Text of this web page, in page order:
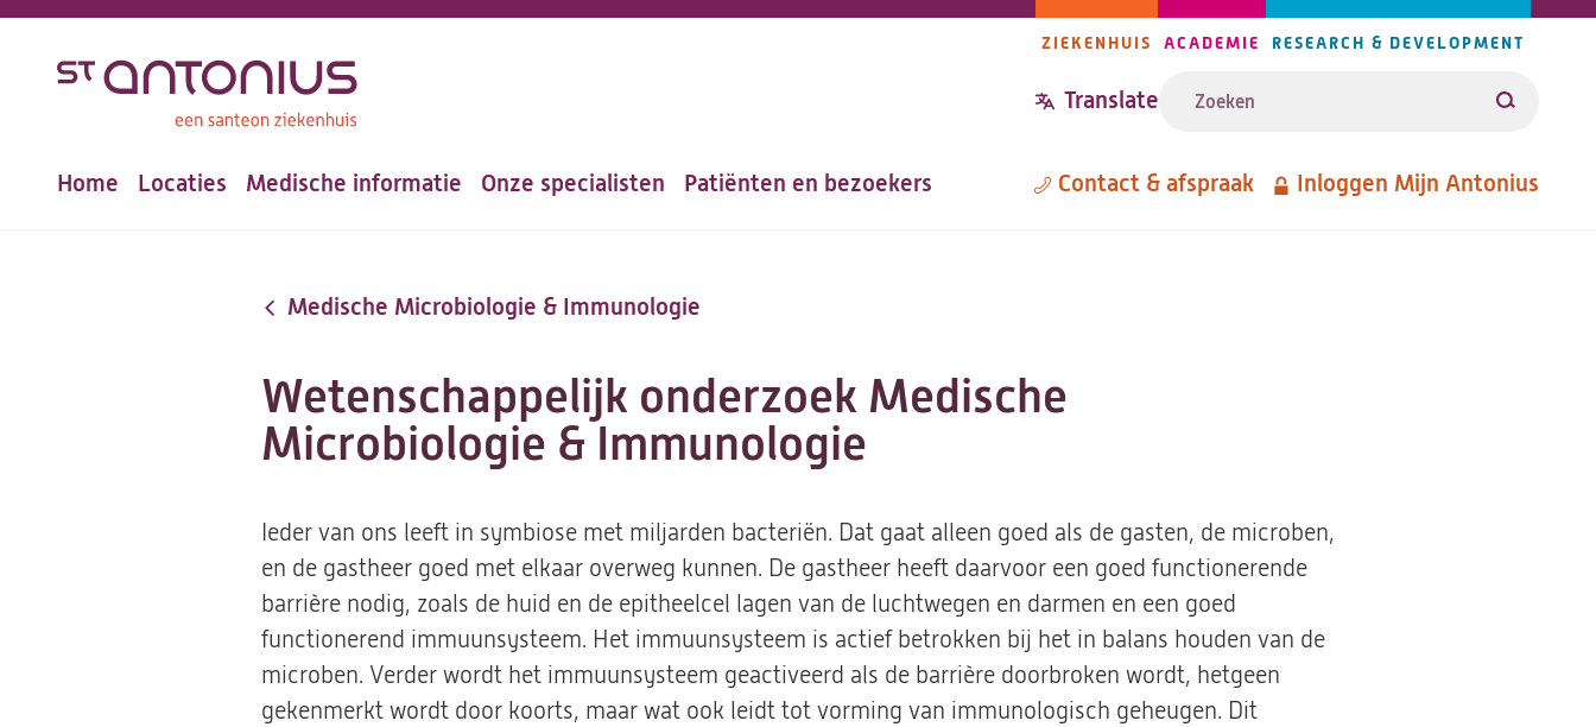
inhoud
navigatie
ZIEKENHUIS ACADEMIE RESEARCH & DEVELOPMENT
Translate Zoeken
Hoofdnavigatie
Home Locaties Medische informatie Onze specialisten Patiënten en bezoekers Metanavigatie
Contact & afspraak Inloggen Mijn Antonius
Medische Microbiologie & Immunologie
Wetenschappelijk onderzoek Medische
Microbiologie & Immunologie
Ieder van ons leeft in symbiose met miljarden bacteriën. Dat gaat alleen goed als de gasten, de microben,
en de gastheer goed met elkaar overweg kunnen. De gastheer heeft daarvoor een goed functionerende
barrière nodig, zoals de huid en de epitheelcel lagen van de luchtwegen en darmen en een goed
functionerend immuunsysteem. Het immuunsysteem is actief betrokken bij het in balans houden van de
microben. Verder wordt het immuunsysteem geactiveerd als de barrière doorbroken wordt, hetgeen
gekenmerkt wordt door koorts, maar wat ook leidt tot vorming van immunologisch geheugen. Dit